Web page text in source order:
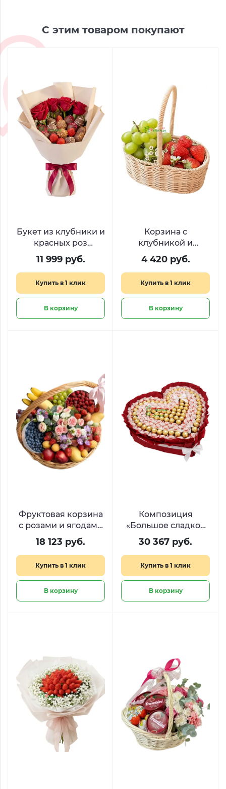
С этим товаром покупают
Букет из клубники и
красных роз
«Эликсир любви»
11 999 руб.
Купить в 1 клик
В корзину
Корзина с
клубникой и
виноградом «Сбор
урожая»
4 420 руб.
Купить в 1 клик
В корзину
Фруктовая корзина
с розами и ягодами
«Сладкий джаз»
18 123 руб.
Купить в 1 клик
В корзину
Композиция
«Большое сладкое
сердце» из Raffaello
и Ferrero
30 367 руб.
Купить в 1 клик
В корзину